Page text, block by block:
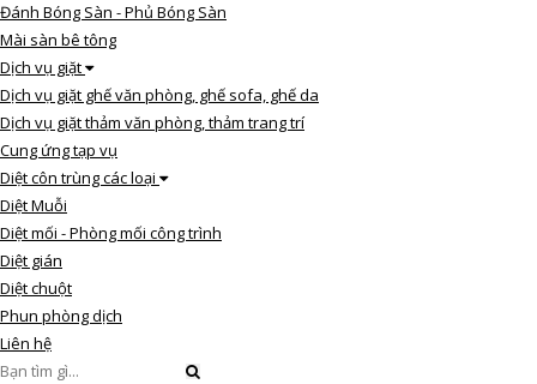
Đánh Bóng Sàn - Phủ Bóng Sàn
Mài sàn bê tông
Dịch vụ giặt
Dịch vụ giặt ghế văn phòng, ghế sofa, ghế da
Dịch vụ giặt thảm văn phòng, thảm trang trí
Cung ứng tạp vụ
Diệt côn trùng các loại
Diệt Muỗi
Diệt mối - Phòng mối công trình
Diệt gián
Diệt chuột
Phun phòng dịch
Liên hệ